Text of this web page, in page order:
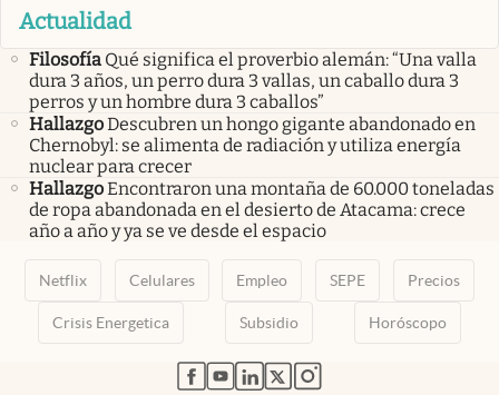
Actualidad
Filosofía Qué significa el proverbio alemán: “Una valla
dura 3 años, un perro dura 3 vallas, un caballo dura 3
perros y un hombre dura 3 caballos”
HallazgoDescubren un hongo gigante abandonado en
Chernobyl: se alimenta de radiación y utiliza energía
nuclear para crecer
HallazgoEncontraron una montaña de 60.000 toneladas
de ropa abandonada en el desierto de Atacama: crece
año a año y ya se ve desde el espacio
Netflix Celulares Empleo SEPE Precios
Crisis Energetica Subsidio Horóscopo
abre en nueva pestaña
abre en nueva pestaña
abre en nueva pestaña
abre en nueva pestaña
abre en nueva pestaña